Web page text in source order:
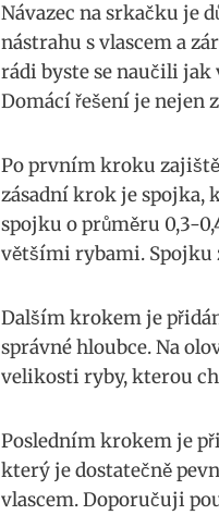
Návazec na srkačku je
nástrahu s vlascem ⁢a
rádi byste se naučili
Domácí řešení je nejen
Po‍ prvním kroku
zásadní krok⁢ je spojka,‌
spojku o ⁣průměru 0,3-
většími rybami. Spojku
Dalším krokem je
⁢správné hloubce. Na
velikosti ⁤ryby, kterou
Posledním krokem je
který je dostatečně
vlascem. Doporučuji​